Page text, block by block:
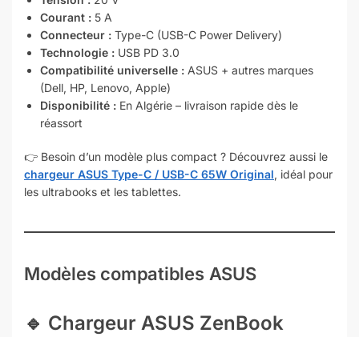
Courant : 5 A
Connecteur : Type-C (USB-C Power Delivery)
Technologie : USB PD 3.0
Compatibilité universelle : ASUS + autres marques
(Dell, HP, Lenovo, Apple)
Disponibilité : En Algérie – livraison rapide dès le
réassort
👉 Besoin d’un modèle plus compact ? Découvrez aussi le
chargeur ASUS Type-C / USB-C 65W Original, idéal pour
les ultrabooks et les tablettes.
Modèles compatibles ASUS
🔹 Chargeur ASUS ZenBook